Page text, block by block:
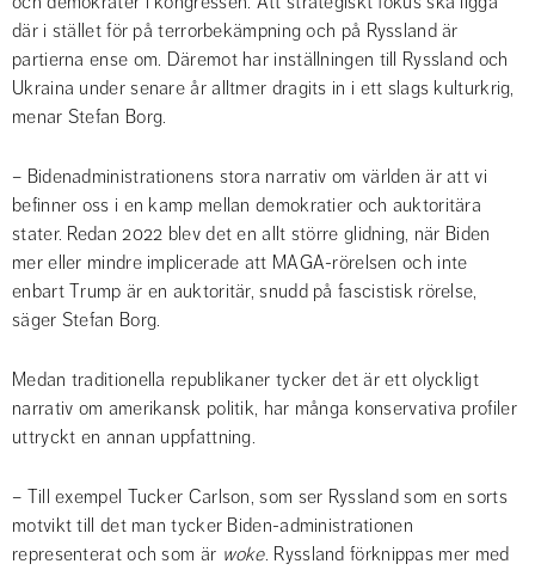
där i stället för på terrorbekämpning och på Ryssland är
partierna ense om. Däremot har inställningen till Ryssland och
Ukraina under senare år alltmer dragits in i ett slags kulturkrig,
menar Stefan Borg.
– Bidenadministrationens stora narrativ om världen är att vi
befinner oss i en kamp mellan demokratier och auktoritära
stater. Redan 2022 blev det en allt större glidning, när Biden
mer eller mindre implicerade att MAGA-rörelsen och inte
enbart Trump är en auktoritär, snudd på fascistisk rörelse,
säger Stefan Borg.
Medan traditionella republikaner tycker det är ett olyckligt
narrativ om amerikansk politik, har många konservativa profiler
uttryckt en annan uppfattning.
– Till exempel Tucker Carlson, som ser Ryssland som en sorts
motvikt till det man tycker Biden-administrationen
representerat och som är woke. Ryssland förknippas mer med